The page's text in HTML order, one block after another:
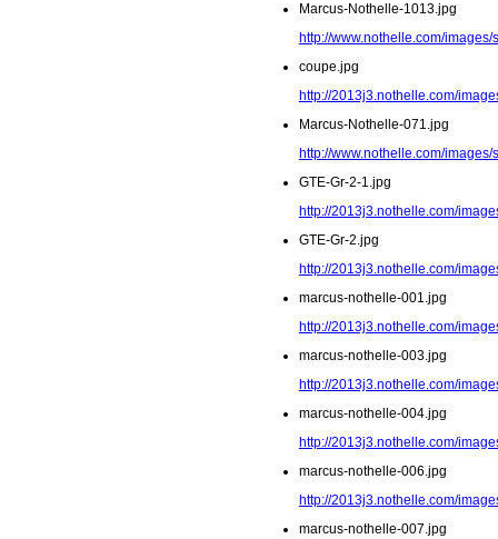
Marcus-Nothelle-1013.jpg
http://www.nothelle.com/
coupe.jpg
http://2013j3.nothelle.com/
Marcus-Nothelle-071.jpg
http://www.nothelle.com/
GTE-Gr-2-1.jpg
http://2013j3.nothelle.com/
GTE-Gr-2.jpg
http://2013j3.nothelle.com/
marcus-nothelle-001.jpg
http://2013j3.nothelle.com/
marcus-nothelle-003.jpg
http://2013j3.nothelle.com/
marcus-nothelle-004.jpg
http://2013j3.nothelle.com/
marcus-nothelle-006.jpg
http://2013j3.nothelle.com/
marcus-nothelle-007.jpg